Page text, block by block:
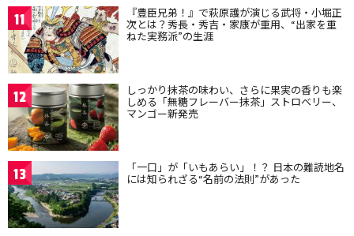
11 『豊臣兄弟！』で萩原護が演じる武将・小堀正
次とは？秀長・秀吉・家康が重用、“出家を重
ねた実務派”の生涯
12 しっかり抹茶の味わい、さらに果実の香りも楽
しめる「無糖フレーバー抹茶」ストロベリー、
マンゴー新発売
13 「一口」が「いもあらい」！？ 日本の難読地名
には知られざる“名前の法則”があった